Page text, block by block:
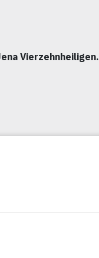
Vierzehnheiligen.